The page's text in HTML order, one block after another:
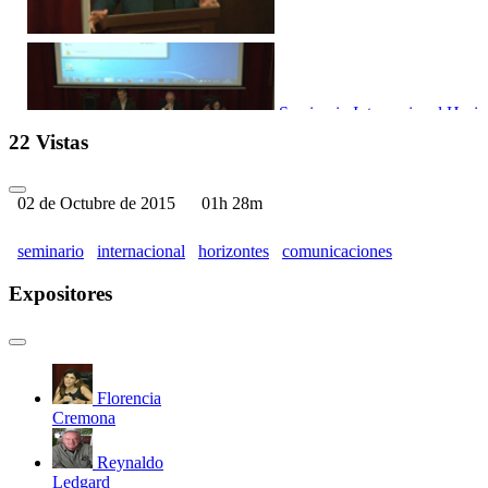
Seminario Internacional
Seminario Internacional
22 Vistas
02 de Octubre de 2015 01h 28m
seminario internacional horizontes comunicaciones
Expositores
Florencia
Cremona
Reynaldo
Ledgard